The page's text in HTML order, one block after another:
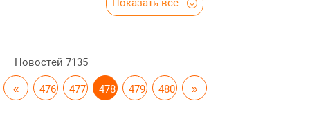
Показать все
Новостей 7135
« 476 477 478 479 480 »